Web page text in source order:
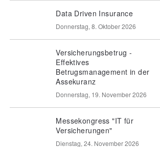
Data Driven Insurance
Donnerstag, 8. Oktober 2026
Versicherungsbetrug -
Effektives
Betrugsmanagement in der
Assekuranz
Donnerstag, 19. November 2026
Messekongress "IT für
Versicherungen"
Dienstag, 24. November 2026